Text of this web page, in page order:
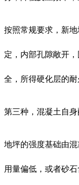
按照常规要求，新
定，内部孔隙敞开
全，所得硬化层的耐
第三种，混凝土自
地坪的强度基础由
用量偏低，或者砂